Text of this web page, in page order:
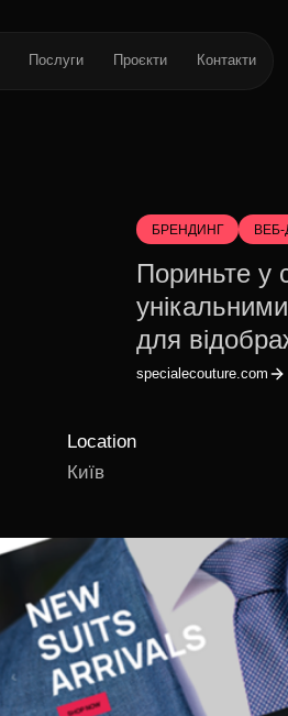
Послуги Проєкти Контакти
БРЕНДИНГ ВЕБ-
Пориньте у
для
specialecouture.com
Location
Київ